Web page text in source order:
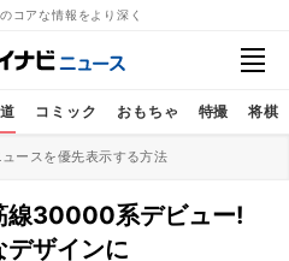
コアな情報をより深く
コミック おもちゃ 特撮 将棋
ースを優先表示する方法
線30000系デビュー!
デザインに